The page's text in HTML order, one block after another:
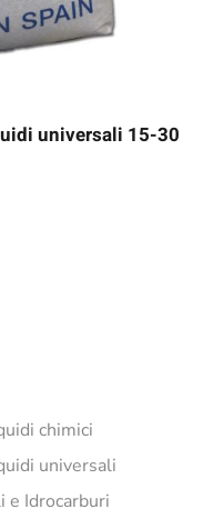
chimici
universali
Idrocarburi
universali 15-30